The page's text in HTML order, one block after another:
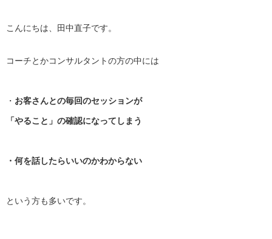
こんにちは、田中直子です。
コーチとかコンサルタントの方の中には
・ お客さんとの毎回のセッションが
「やること」の確認になってしまう
・何を話したらいいのかわからない
という方も多いです。